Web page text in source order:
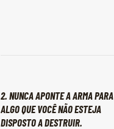
2. NUNCA APONTE A ARMA PARA
ALGO QUE VOCÊ NÃO ESTEJA
DISPOSTO A DESTRUIR.